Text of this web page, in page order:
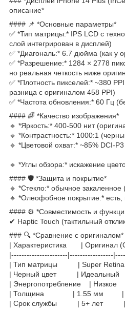
описание*
#### 📌 *Основные параметры*
✅ *Тип матрицы:* IPS LCD с
слой интегрирован в дисплей)
✅ *Диагональ:* 6.7 дюйма (как у
✅ *Разрешение:* 1284 × 2778
но реальная четкость ниже
✅ *Плотность пикселей:* ~380
разница с оригиналом 458 PPI)
✅ *Частота обновления:* 60 Гц
#### 🌈 *Качество изображения*
🔹 *Яркость:* 400-500 нит
🔹 *Контрастность:* 1000:1
🔹 *Цветовой охват:* ~85% DCI-
🔹 *Углы обзора:* искажение
#### 🛡 *Защита и покрытие*
🔸 *Стекло:* обычное закаленное
🔸 *Олеофобное покрытие:* есть,
#### ⚙ *Совместимость и
✔ Haptic Touch (тактильный
### 🔍 *Сравнение с оригиналом*
| Характеристика | Оригинал
|----------------------|-----------------
| Тип матрицы | Super Retina
| Черный цвет |
| Энергопотребление |
| Толщина | 1.55 мм |
| Срок службы | 5+ лет